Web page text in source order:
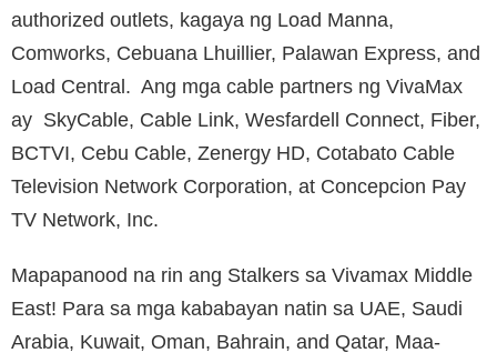
authorized outlets, kagaya ng Load Manna,
Comworks, Cebuana Lhuillier, Palawan Express, and
Load Central. Ang mga cable partners ng VivaMax
ay SkyCable, Cable Link, Wesfardell Connect, Fiber,
BCTVI, Cebu Cable, Zenergy HD, Cotabato Cable
Television Network Corporation, at Concepcion Pay
TV Network, Inc.
Mapapanood na rin ang Stalkers sa Vivamax Middle
East! Para sa mga kababayan natin sa UAE, Saudi
Arabia, Kuwait, Oman, Bahrain, and Qatar, Maa-